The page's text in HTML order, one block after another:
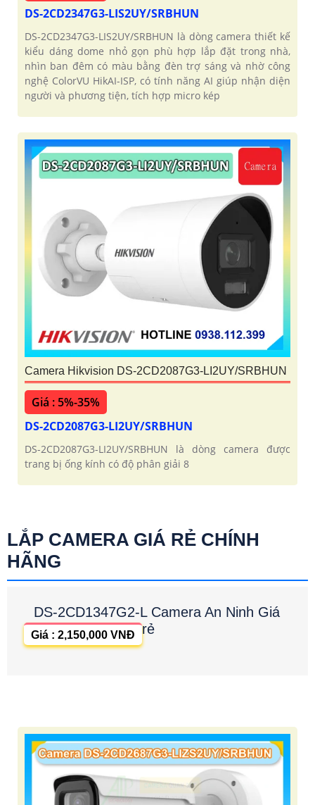
DS-2CD2347G3-LIS2UY/SRBHUN
DS-2CD2347G3-LIS2UY/SRBHUN là dòng camera thiết kế
kiểu dáng dome nhỏ gọn phù hợp lắp đặt trong nhà,
nhìn ban đêm có màu bằng đèn trợ sáng và nhờ công
nghệ ColorVU HikAI-ISP, có tính năng AI giúp nhận diện
người và phương tiện, tích hợp micro kép
Camera Hikvision DS-2CD2087G3-LI2UY/SRBHUN
Giá : 5%-35%
DS-2CD2087G3-LI2UY/SRBHUN
DS-2CD2087G3-LI2UY/SRBHUN là dòng camera được
trang bị ống kính có độ phân giải 8
LẮP CAMERA GIÁ RẺ CHÍNH
HÃNG
DS-2CD1347G2-L Camera An Ninh Giá
rẻ
Giá : 2,150,000 VNĐ